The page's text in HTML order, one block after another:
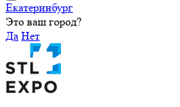
Екатеринбург
Это ваш город?
Да Нет